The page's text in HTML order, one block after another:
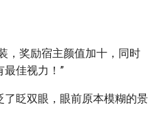
，奖励宿主颜值加十，同时
佳视力！”
眨双眼，眼前原本模糊的景